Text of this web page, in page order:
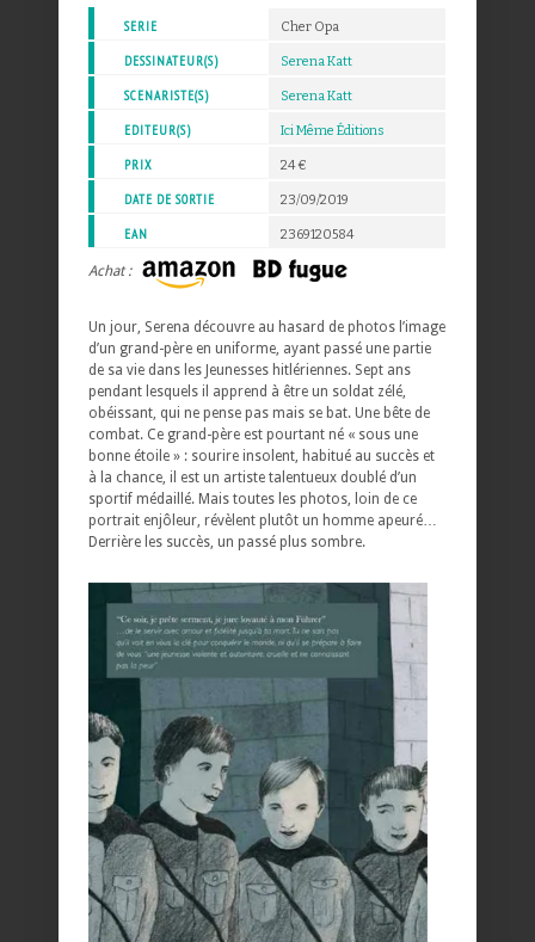
SERIE Cher Opa
DESSINATEUR(S) Serena Katt
SCENARISTE(S) Serena Katt
EDITEUR(S) Ici Même Éditions
PRIX 24 €
DATE DE SORTIE 23/09/2019
EAN 2369120584
Achat :
Un jour, Serena découvre au hasard de photos l’image
d’un grand-père en uniforme, ayant passé une partie
de sa vie dans les Jeunesses hitlériennes. Sept ans
pendant lesquels il apprend à être un soldat zélé,
obéissant, qui ne pense pas mais se bat. Une bête de
combat. Ce grand-père est pourtant né « sous une
bonne étoile » : sourire insolent, habitué au succès et
à la chance, il est un artiste talentueux doublé d’un
sportif médaillé. Mais toutes les photos, loin de ce
portrait enjôleur, révèlent plutôt un homme apeuré…
Derrière les succès, un passé plus sombre.